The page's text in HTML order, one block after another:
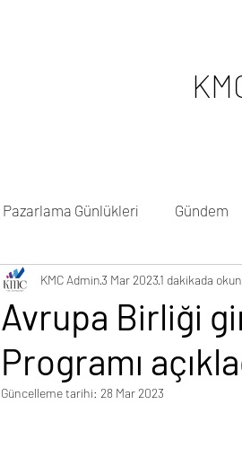
Pazarlama Günlükleri Gündem
Avrupa Birliği
Programı
KMC Admin3 Mar 20231 dakikada
Güncelleme tarihi: 28 Mar 2023